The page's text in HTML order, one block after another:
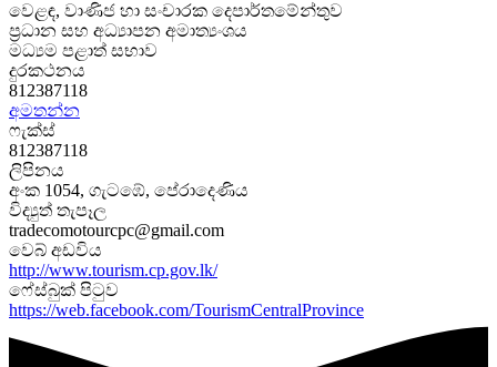
වෙළඳ, වාණිජ හා සංචාරක දෙපාර්තමේන්තුව
ප්‍රධාන සහ අධ්‍යාපන අමාත්‍යංශය
මධ්‍යම පළාත් සභාව
දුරකථනය
812387118
අමතන්න
ෆැක්ස්
812387118
ලිපිනය
අංක 1054, ගැටඹේ, පේරාදෙණිය
විද්‍යුත් තැපෑල
tradecomotourcpc@gmail.com
වෙබ් අඩවිය
http://www.tourism.cp.gov.lk/
ෆේස්බුක් පිටුව
https://web.facebook.com/TourismCentralProvince